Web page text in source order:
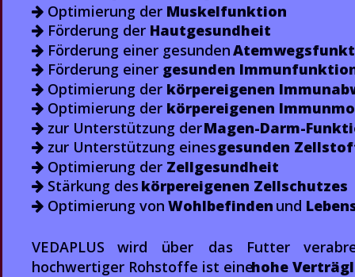
 Optimierung der Muskelfunktion
 Förderung der Hautgesundheit
 Förderung einer gesunden
 Förderung einer gesunden
 Optimierung der körpereigenen
 Optimierung der körpereigenen
 zur Unterstützung der Magen-Darm-
 zur Unterstützung eines gesunden
 Optimierung der Zellgesundheit
 Stärkung des körpereigenen Zellschutzes
 Optimierung von Wohlbefinden und
VEDAPLUS wird über das Futter
hochwertiger Rohstoffe ist eine hohe